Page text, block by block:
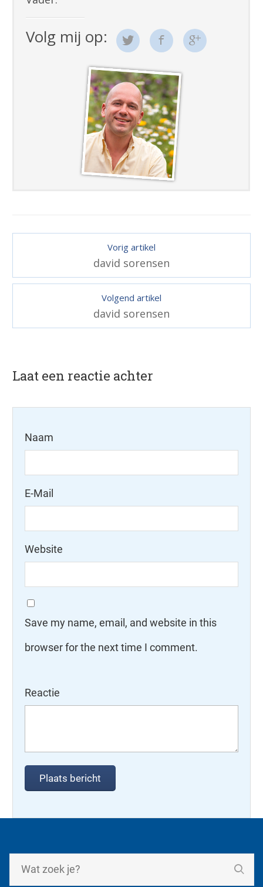
Volg mij op:
Vorig artikel
david sorensen
Volgend artikel
david sorensen
Laat een reactie achter
Naam
E-Mail
Website
Save my name, email, and website in this
browser for the next time I comment.
Reactie